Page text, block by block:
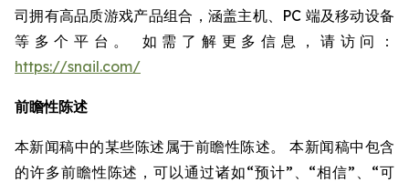
司拥有高品质游戏产品组合，涵盖主机、PC 端及移动设备
等多个平台。 如需了解更多信息，请访问：
https://snail.com/
前瞻性陈述
本新闻稿中的某些陈述属于前瞻性陈述。 本新闻稿中包含
的许多前瞻性陈述，可以通过诸如“预计”、“相信”、“可